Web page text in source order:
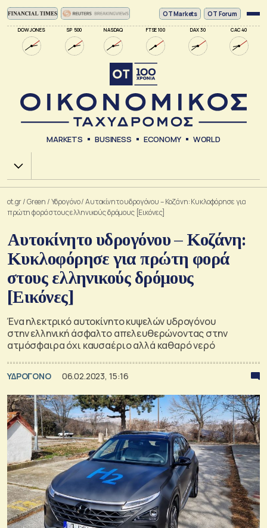
DOW JONES SP 500 NASDAQ FTSE 100 DAX 30 CAC 40
ΟΤ Markets OT Forum
MARKETS BUSINESS ECONOMY WORLD
Χ.Α.
ot.gr/Green /Υδρογόνο/Αυτοκίνητο υδρογόνου – Κοζάνη: Κυκλοφόρησε για
πρώτη φορά στους ελληνικούς δρόμους [Εικόνες]
Αυτοκίνητο υδρογόνου – Κοζάνη:
Κυκλοφόρησε για πρώτη φορά
στους ελληνικούς δρόμους
[Εικόνες]
Ένα ηλεκτρικό αυτοκίνητο κυψελών υδρογόνου
στην ελληνική άσφαλτο απελευθερώνοντας στην
ατμόσφαιρα όχι καυσαέριο αλλά καθαρό νερό
ΥΔΡΟΓΟΝΟ 06.02.2023, 15:16